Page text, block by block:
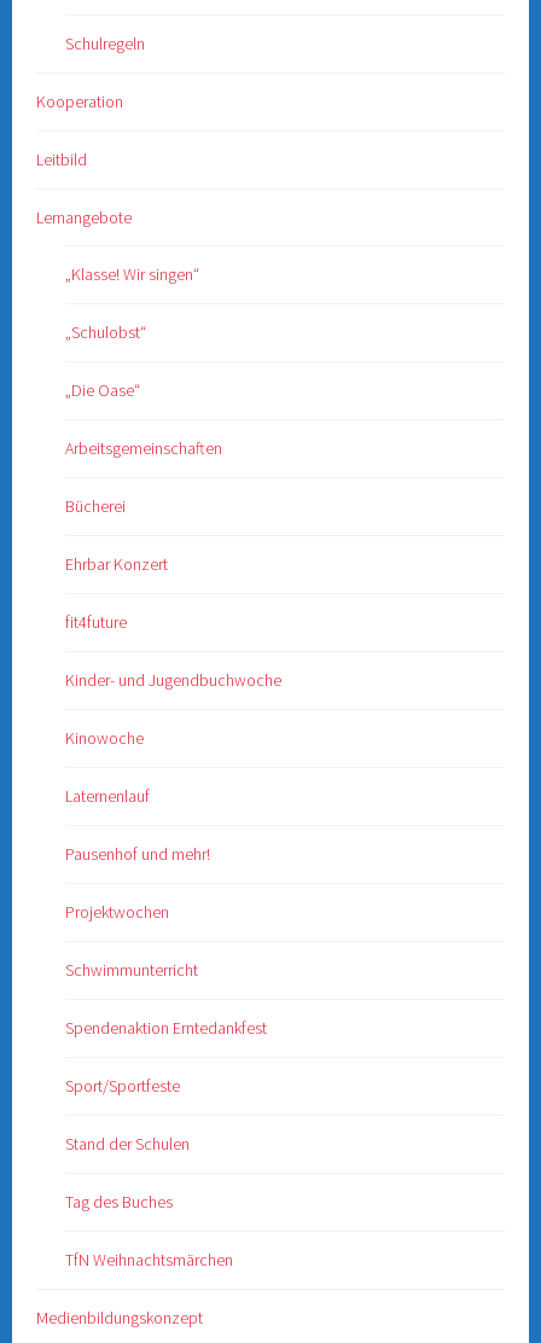
Schulregeln
Kooperation
Leitbild
Lernangebote
„Klasse! Wir singen“
„Schulobst“
„Die Oase“
Arbeitsgemeinschaften
Bücherei
Ehrbar Konzert
fit4future
Kinder- und Jugendbuchwoche
Kinowoche
Laternenlauf
Pausenhof und mehr!
Projektwochen
Schwimmunterricht
Spendenaktion Erntedankfest
Sport/Sportfeste
Stand der Schulen
Tag des Buches
TfN Weihnachtsmärchen
Medienbildungskonzept